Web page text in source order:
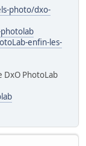
photo/dxo-
enfin-les-
DxO PhotoLab